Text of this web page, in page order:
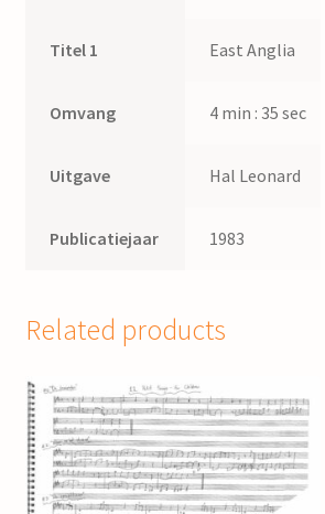
Titel 1 East Anglia
Omvang 4 min : 35 sec
Uitgave Hal Leonard
Publicatiejaar 1983
Related products